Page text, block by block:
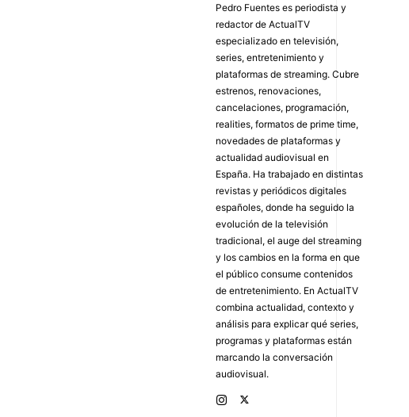
Pedro Fuentes es periodista y
redactor de ActualTV
especializado en televisión,
series, entretenimiento y
plataformas de streaming. Cubre
estrenos, renovaciones,
cancelaciones, programación,
realities, formatos de prime time,
novedades de plataformas y
actualidad audiovisual en
España. Ha trabajado en distintas
revistas y periódicos digitales
españoles, donde ha seguido la
evolución de la televisión
tradicional, el auge del streaming
y los cambios en la forma en que
el público consume contenidos
de entretenimiento. En ActualTV
combina actualidad, contexto y
análisis para explicar qué series,
programas y plataformas están
marcando la conversación
audiovisual.